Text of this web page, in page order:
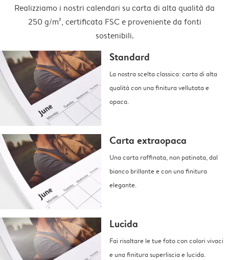
Realizziamo i nostri calendari su carta di alta qualità da
250 g/m², certificata FSC e proveniente da fonti
sostenibili.
Standard
La nostra scelta classica: carta di alta
qualità con una finitura vellutata e
opaca.
Carta extraopaca
Una carta raffinata, non patinata, dal
bianco brillante e con una finitura
elegante.
Lucida
Fai risaltare le tue foto con colori vivaci
e una finitura superliscia e lucida.